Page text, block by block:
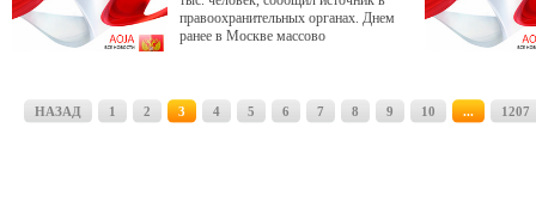
правоохранительных органах. Днем
ранее в Москве массово
НАЗАД 1 2 3 4 5 6 7 8 9 10 ... 1207